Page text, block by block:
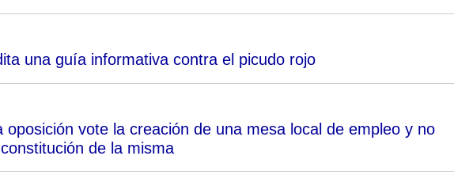
una guía informativa contra el picudo rojo
oposición vote la creación de una mesa local de empleo y no
de la misma